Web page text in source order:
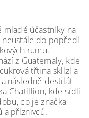
účastníky na
neustále do popředí
rumu.
z Guatemaly, kde
třtina sklízí a
následně destilát
Chatillion, kde sídli
co je značka
a příznivců.